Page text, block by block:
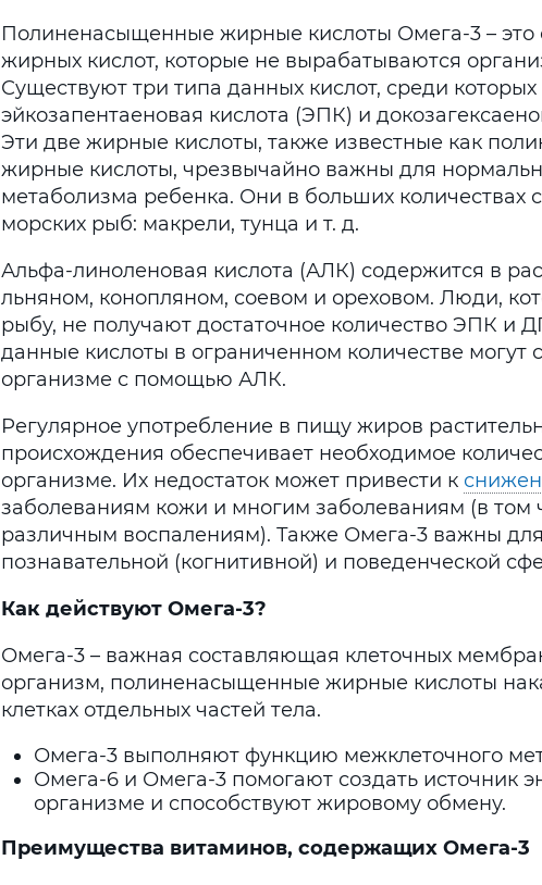
Полиненасыщенные жирные кислоты Омега-3 – это
жирных кислот, которые не вырабатываются
Существуют три типа данных кислот, среди которых
эйкозапентаеновая кислота (ЭПК) и
Эти две жирные кислоты, также известные как
жирные кислоты, чрезвычайно важны для
метаболизма ребенка. Они в больших количествах
морских рыб: макрели, тунца и т. д.
Альфа-линоленовая кислота (АЛК) содержится в
льняном, конопляном, соевом и ореховом. Люди,
рыбу, не получают достаточное количество ЭПК и
данные кислоты в ограниченном количестве могут
организме с помощью АЛК.
Регулярное употребление в пищу жиров
происхождения обеспечивает необходимое
организме. Их недостаток может привести к
заболеваниям кожи и многим заболеваниям (в том
различным воспалениям). Также Омега-3 важны
познавательной (когнитивной) и поведенческой
Как действуют Омега-3?
Омега-3 – важная составляющая клеточных
организм, полиненасыщенные жирные кислоты
клетках отдельных частей тела.
Омега-3 выполняют функцию межклеточного
Омега-6 и Омега-3 помогают создать источник
организме и способствуют жировому обмену.
Преимущества витаминов, содержащих Омега-3